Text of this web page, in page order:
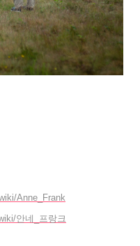
Anne_Frank
안네_프랑크